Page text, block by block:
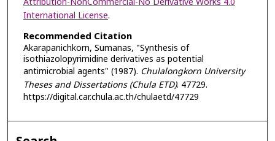
International License.
Recommended Citation
Akarapanichkorn, Sumanas, "Synthesis of
isothiazolopyrimidine derivatives as potential
antimicrobial agents" (1987). Chulalongkorn University
Theses and Dissertations (Chula ETD). 47729.
https://digital.car.chula.ac.th/chulaetd/47729